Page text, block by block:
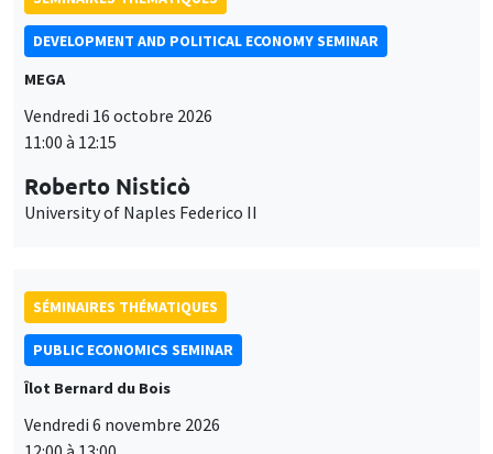
DEVELOPMENT AND POLITICAL ECONOMY SEMINAR
MEGA
Vendredi 16 octobre 2026
11:00 à 12:15
Roberto Nisticò
University of Naples Federico II
SÉMINAIRES THÉMATIQUES
PUBLIC ECONOMICS SEMINAR
Îlot Bernard du Bois
Vendredi 6 novembre 2026
12:00 à 13:00
Ce site utilise des cookies et des services tiers pour garantir son bon